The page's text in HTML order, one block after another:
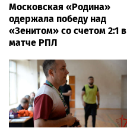
Московская «Родина»
одержала победу над
«Зенитом» со счетом 2:1 в
матче РПЛ